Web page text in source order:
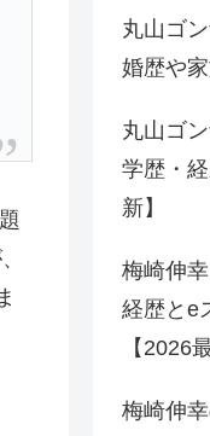
丸山ゴ
婚歴や
丸山ゴ
学歴・
新】
梅崎伸
経歴とe
【2026
梅崎伸